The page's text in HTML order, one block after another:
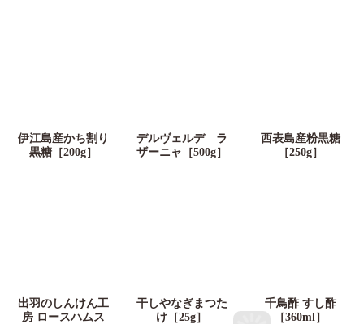
伊江島産かち割り
黒糖［200g］
デルヴェルデ ラ
ザーニャ［500g］
西表島産粉黒糖
［250g］
出羽のしんけん工
房 ロースハムス
干しやなぎまつた
け［25g］
千鳥酢 すし酢
［360ml］